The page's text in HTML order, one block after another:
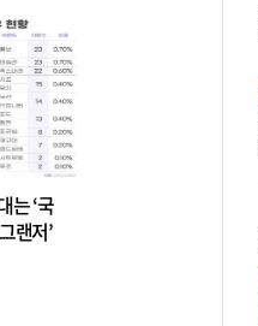
는 ‘국
랜저’